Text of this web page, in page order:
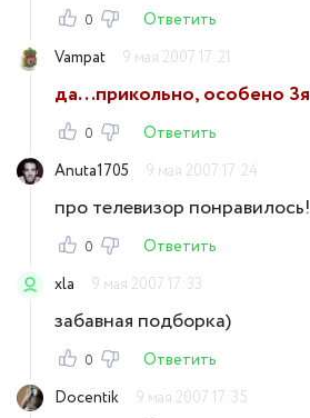
0
Ответить
Vampat
9 мая 2007 17:21
да...прикольно, особено 3я
0
Ответить
Anuta1705
9 мая 2007 17:24
про телевизор понравилось!
0
Ответить
xla
9 мая 2007 17:33
забавная подборка)
0
Ответить
Docentik
9 мая 2007 17:35